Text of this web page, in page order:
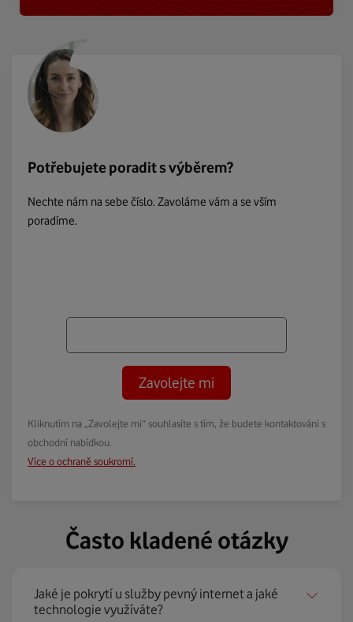
Potřebujete poradit s výběrem?
Nechte nám na sebe číslo. Zavoláme vám a se vším
poradíme.
Zavolejte mi
Kliknutím na „Zavolejte mi“ souhlasíte s tím, že budete kontaktováni s
obchodní nabídkou.
Více o ochraně soukromí.
Často kladené otázky
Jaké je pokrytí u služby pevný internet a jaké
technologie využíváte?